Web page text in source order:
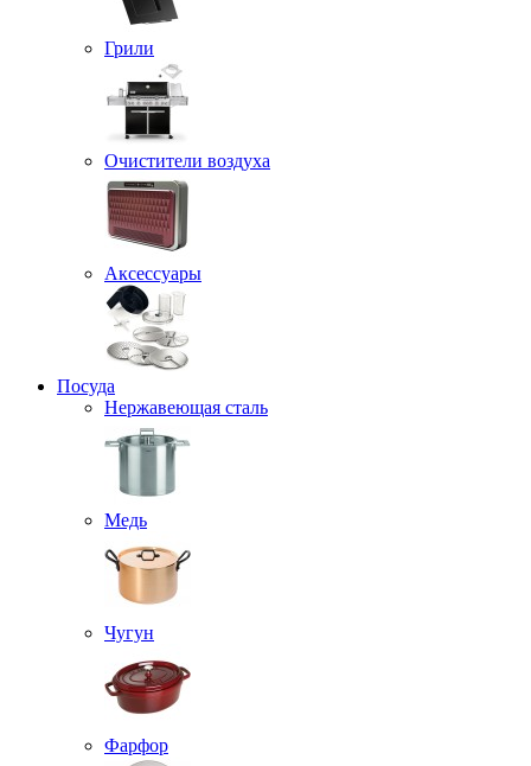
Грили
Очистители воздуха
Аксессуары
Посуда
Нержавеющая сталь
Медь
Чугун
Фарфор